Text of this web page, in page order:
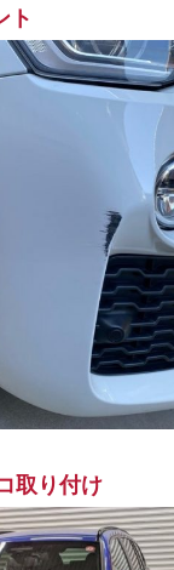
ト
取り付け